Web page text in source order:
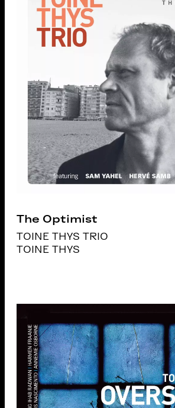
The Optimist
TOINE THYS TRIO
TOINE THYS